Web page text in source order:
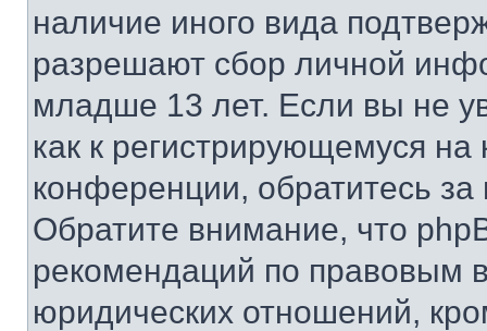
наличие иного вида
разрешают сбор личной
младше 13 лет. Если вы не
как к регистрирующемуся
конференции, обратитесь
Обратите внимание, что
рекомендаций по правовым
юридических отношений,